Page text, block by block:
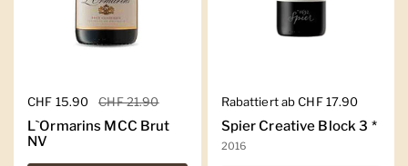
Regulärer Preis
CHF 15.90 Sale-Preis
CHF 21.90
L`Ormarins MCC Brut
NV
Regulärer Preis
Rabattiert ab CHF 17.90
Spier Creative Block 3 *
2016